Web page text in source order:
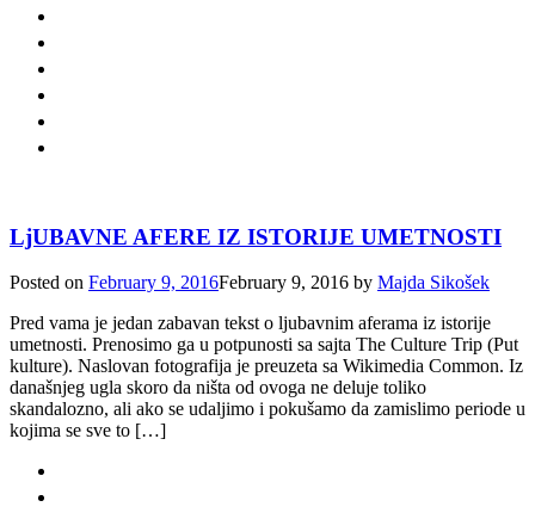
LjUBAVNE AFERE IZ ISTORIJE UMETNOSTI
Posted on February 9, 2016February 9, 2016 by Majda Sikošek
Pred vama je jedan zabavan tekst o ljubavnim aferama iz istorije
umetnosti. Prenosimo ga u potpunosti sa sajta The Culture Trip (Put
kulture). Naslovan fotografija je preuzeta sa Wikimedia Common. Iz
današnjeg ugla skoro da ništa od ovoga ne deluje toliko
skandalozno, ali ako se udaljimo i pokušamo da zamislimo periode u
kojima se sve to […]